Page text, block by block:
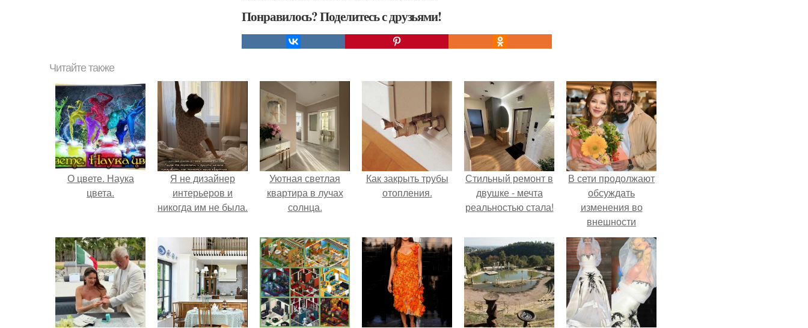
Понравилось? Поделитесь с друзьями!
Читайте также
О цвете. Наука
цвета.
Я не дизайнер
интерьеров и
никогда им не была.
Уютная светлая
квартира в лучах
солнца.
Как закрыть трубы
отопления.
Стильный ремонт в
двушке - мечта
реальностью стала!
В сети продолжают
обсуждать
изменения во
внешности
актрисы.